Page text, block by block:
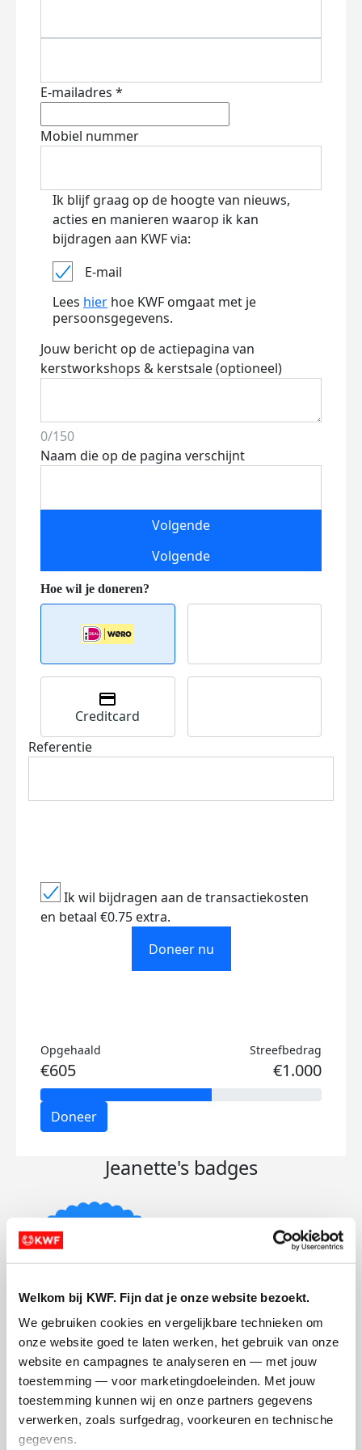
Welkom bij KWF. Fijn dat je onze website bezoekt.
We gebruiken cookies en vergelijkbare technieken om
onze website goed te laten werken, het gebruik van onze
website en campagnes te analyseren en — met jouw
toestemming — voor marketingdoeleinden. Met jouw
toestemming kunnen wij en onze partners gegevens
verwerken, zoals surfgedrag, voorkeuren en technische
gegevens.
E-mailadres *
Mobiel nummer
Ik blijf graag op de hoogte van nieuws,
acties en manieren waarop ik kan
bijdragen aan KWF via:
E-mail
Lees hier hoe KWF omgaat met je
persoonsgegevens.
Jouw bericht op de actiepagina van
kerstworkshops & kerstsale (optioneel)
0/150
Naam die op de pagina verschijnt
Volgende
Volgende
Creditcard
Referentie
Ik wil bijdragen aan de transactiekosten
en betaal €0.75 extra.
Doneer nu
Opgehaald
€605
Streefbedrag
€1.000
Doneer
Jeanette's badges
Actiepagina gemaakt